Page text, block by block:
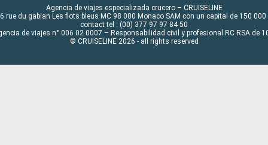
Agencia de viajes especializada crucero – CRUISELINE
rue du gabian Les flots bleus MC 98 000 Monaco SAM con un capital de 150 000
contact tel : (00) 377 97 97 84 50
de viajes n° 006 02 0007 – Responsabilidad civil y profesional RC RSA de
© CRUISELINE 2026 - all rights reserved